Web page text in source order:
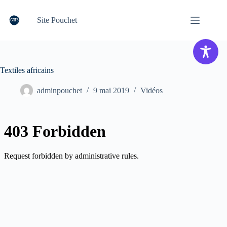
contenu
Site Pouchet
Textiles africains
adminpouchet 9 mai 2019 Vidéos